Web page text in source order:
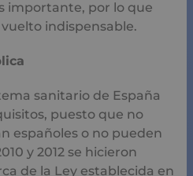
sanitario de España es
no pueden acceder a él.
en 2003 que corresponde a
de Salud.
el beneficio de acudir a los
de emergencias o por